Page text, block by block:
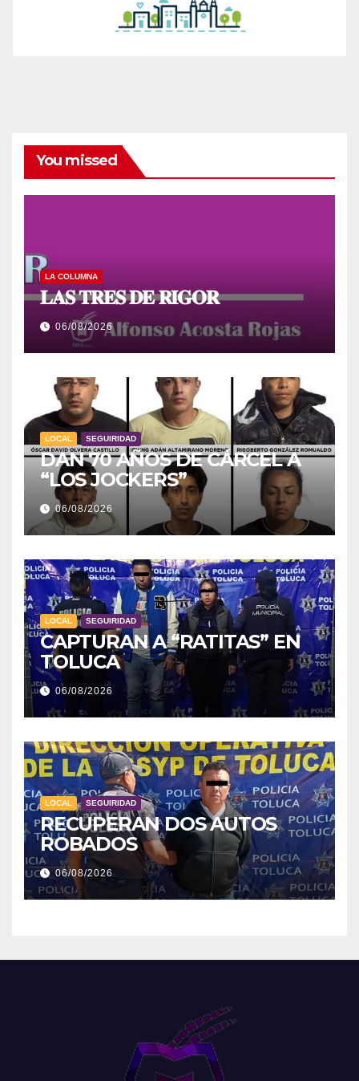
You missed
LA COLUMNA
𝐋𝐀𝐒 𝐓𝐑𝐄𝐒 𝐃𝐄 𝐑𝐈𝐆𝐎𝐑
06/08/2026
LOCAL SEGUIRIDAD
DAN 70 AÑOS DE CÁRCEL A
“LOS JOCKERS”
06/08/2026
LOCAL SEGUIRIDAD
CAPTURAN A “RATITAS” EN
TOLUCA
06/08/2026
LOCAL SEGUIRIDAD
RECUPERAN DOS AUTOS
ROBADOS
06/08/2026